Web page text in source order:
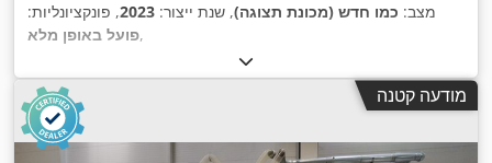
מצב: כמו חדש (מכונת תצוגה), שנת ייצור: 2023, פונקציונליות:
פועל באופן מלא,
מודעה קטנה